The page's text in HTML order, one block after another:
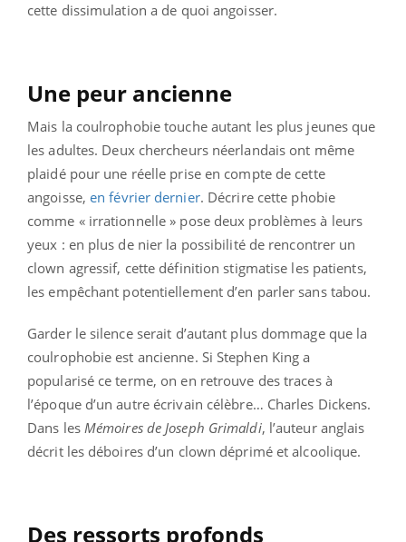
cette dissimulation a de quoi angoisser.
Une peur ancienne
Mais la coulrophobie touche autant les plus jeunes que
les adultes. Deux chercheurs néerlandais ont même
plaidé pour une réelle prise en compte de cette
angoisse, en février dernier. Décrire cette phobie
comme « irrationnelle » pose deux problèmes à leurs
yeux : en plus de nier la possibilité de rencontrer un
clown agressif, cette définition stigmatise les patients,
les empêchant potentiellement d’en parler sans tabou.
Garder le silence serait d’autant plus dommage que la
coulrophobie est ancienne. Si Stephen King a
popularisé ce terme, on en retrouve des traces à
l’époque d’un autre écrivain célèbre… Charles Dickens.
Dans les Mémoires de Joseph Grimaldi, l’auteur anglais
décrit les déboires d’un clown déprimé et alcoolique.
Des ressorts profonds